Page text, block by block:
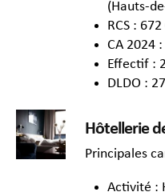
(Hauts-
RCS :
CA 2024
Effectif :
DLDO :
Hôtellerie
Principales
Activité :